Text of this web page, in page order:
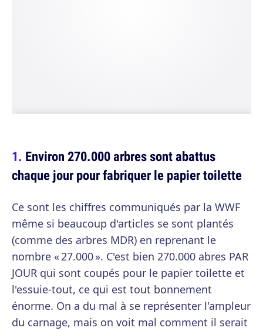
Environ 270.000 arbres sont abattus
chaque jour pour fabriquer le papier toilette
Ce sont les chiffres communiqués par la WWF
même si beaucoup d'articles se sont plantés
(comme des arbres MDR) en reprenant le
nombre « 27.000 ». C'est bien 270.000 abres PAR
JOUR qui sont coupés pour le papier toilette et
l'essuie-tout, ce qui est tout bonnement
énorme. On a du mal à se représenter l'ampleur
du carnage, mais on voit mal comment il serait